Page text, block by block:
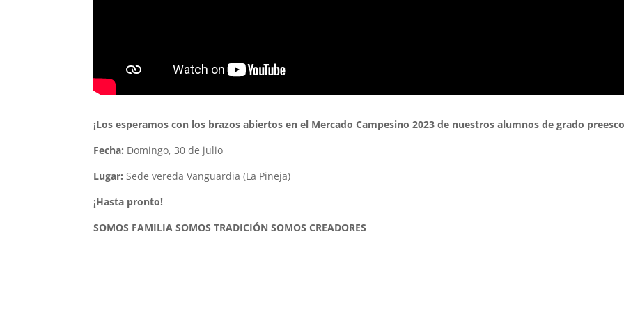
¡Los esperamos con los brazos abiertos en el Mercado Campesino 2023 de nuestros alumnos de grado
Fecha: Domingo, 30 de julio
Lugar: Sede vereda Vanguardia (La Pineja)
¡Hasta pronto!
SOMOS FAMILIA SOMOS TRADICIÓN SOMOS CREADORES